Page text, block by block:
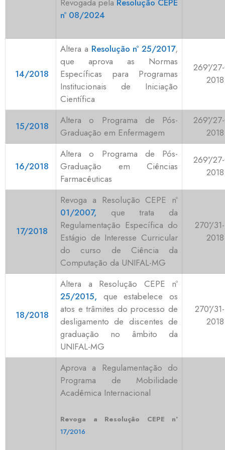
nº 08/2024
14/2018
Altera a Resolução nº 25/2017,
que aprova as Normas
Específicas para Programas
Institucionais de Iniciação
Científica
269ª/
2018
15/2018
Altera o Programa de Pós-
Graduação em Enfermagem
269ª/
2018
16/2018
Altera o Programa de Pós-
Graduação em Ciências
Farmacêuticas
269ª/
2018
17/2018
Revoga a Resolução CEPE nº
01/2007, que trata da
Regulamentação Específica do
Estágio de Interesse Curricular
do curso de Ciência da
Computação da UNIFAL-MG
270ª/
2018
18/2018
Altera a Resolução CEPE nº
25/2015, que estabelece os
atos e trâmites do processo de
desligamento de discentes de
graduação no âmbito da
UNIFAL-MG
270ª/
2018
Aprova a Regulamentação do
Programa de Mobilidade
Acadêmica Internacional
Revoga a Resolução CEPE nº
17/2016